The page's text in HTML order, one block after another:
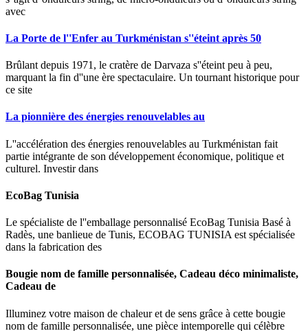
avec
La Porte de l''Enfer au Turkménistan s''éteint après 50
Brûlant depuis 1971, le cratère de Darvaza s''éteint peu à peu,
marquant la fin d''une ère spectaculaire. Un tournant historique pour
ce site
La pionnière des énergies renouvelables au
L''accélération des énergies renouvelables au Turkménistan fait
partie intégrante de son développement économique, politique et
culturel. Investir dans
EcoBag Tunisia
Le spécialiste de l''emballage personnalisé EcoBag Tunisia Basé à
Radès, une banlieue de Tunis, ECOBAG TUNISIA est spécialisée
dans la fabrication des
Bougie nom de famille personnalisée, Cadeau déco minimaliste,
Cadeau de
Illuminez votre maison de chaleur et de sens grâce à cette bougie
nom de famille personnalisée, une pièce intemporelle qui célèbre